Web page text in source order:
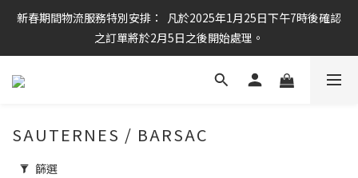
任何酒款買滿6枝或滿$800元即可免運費
新春期間物流服務特別安排：  凡於2025年1月25日下午7時後確認
之訂單將於2月5日之後開始處理。
任何酒款買滿6枝或滿$800元即可免運費
SAUTERNES / BARSAC
篩選